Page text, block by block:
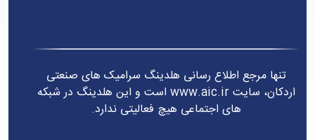
تنها مرجع اطلاع رسانی هلدینگ سرامیک های صنعتی
اردکان، سایت www.aic.ir است و این هلدینگ در شبکه
های اجتماعی هیچ فعالیتی ندارد.